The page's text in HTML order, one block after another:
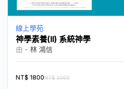
線上學苑
神學素養(II) 系統神學
由 - 林 鴻信
NT$ 2000
NT$ 1800